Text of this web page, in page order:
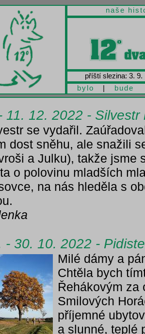
naše
příští slezina: 3. 9.
bylo | bude
11. 12. 2022 - Silvestr
se vydařil.
dost sněhu, ale snažili
a Julku), takže jsme
o polovinu mladších
na nás hleděla s
- 30. 10. 2022 -
Milé dámy a
Chtěla bych
Řehákovým za
Smilových
příjemné
a slunné, teplé